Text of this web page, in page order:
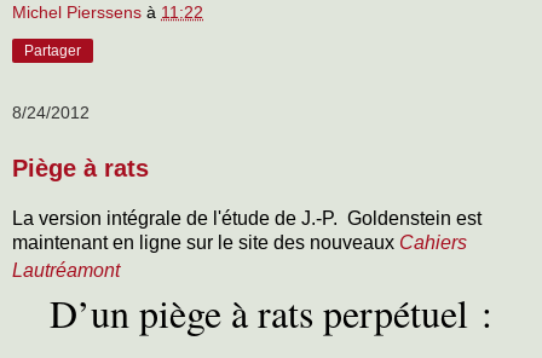
Michel Pierssens à 11:22
Partager
8/24/2012
Piège à rats
La version intégrale de l'étude de J.-P. Goldenstein est
maintenant en ligne sur le site des nouveaux Cahiers
Lautréamont
D’un piège à rats perpétuel :